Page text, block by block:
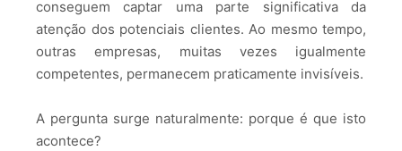
conseguem captar uma parte significativa da
atenção dos potenciais clientes. Ao mesmo tempo,
outras empresas, muitas vezes igualmente
competentes, permanecem praticamente invisíveis.
A pergunta surge naturalmente: porque é que isto
acontece?